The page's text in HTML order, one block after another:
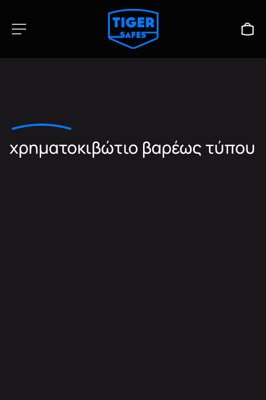
χρηματοκιβώτιο βαρέως τύπου